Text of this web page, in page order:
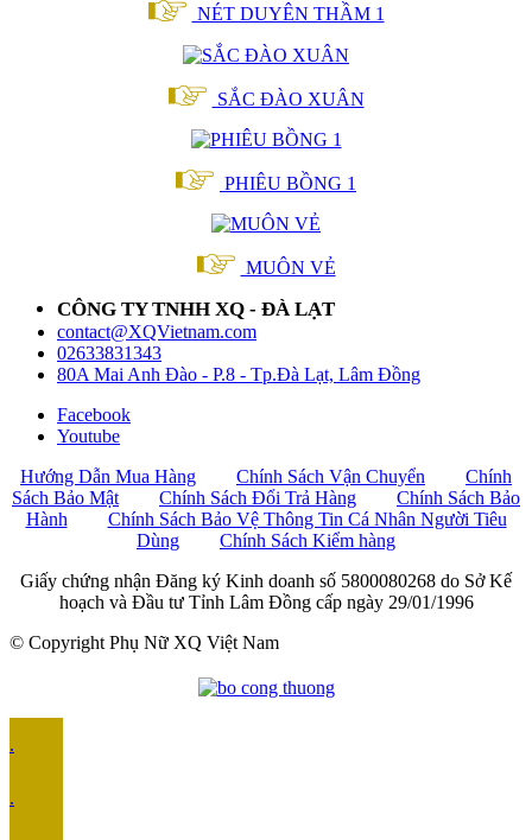
NÉT DUYÊN THẦM 1
SẮC ĐÀO XUÂN
PHIÊU BỒNG 1
MUÔN VẺ
CÔNG TY TNHH XQ - ĐÀ LẠT
contact@XQVietnam.com
02633831343
80A Mai Anh Đào - P.8 - Tp.Đà Lạt, Lâm Đồng
Facebook
Youtube
Hướng Dẫn Mua Hàng
Chính Sách Vận Chuyển
Chính
Sách Bảo Mật
Chính Sách Đổi Trả Hàng
Chính Sách Bảo
Hành
Chính Sách Bảo Vệ Thông Tin Cá Nhân Người Tiêu
Dùng
Chính Sách Kiểm hàng
Giấy chứng nhận Đăng ký Kinh doanh số 5800080268 do Sở Kế
hoạch và Đầu tư Tỉnh Lâm Đồng cấp ngày 29/01/1996
© Copyright Phụ Nữ XQ Việt Nam
.
.